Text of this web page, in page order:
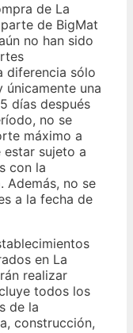
de La
de BigMat
no han sido
diferencia sólo
una
días después
no se
máximo a
sujeto a
con la
Además, no se
a la fecha de
en La
realizar
todos los
de la
construcción,